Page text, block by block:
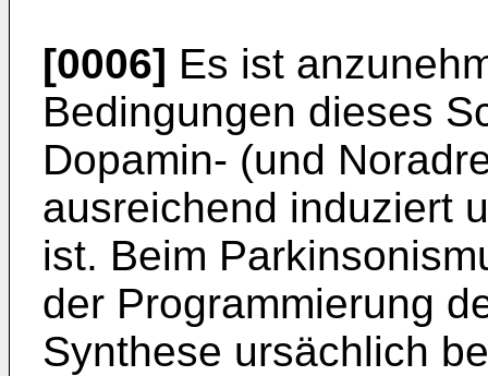
[0006] Es ist
Bedingungen dieses
Dopamin- (und
ausreichend induziert
ist. Beim
der Programmierung
Synthese ursächlich